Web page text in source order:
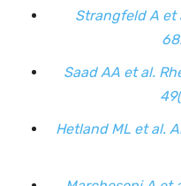
Strangfeld A et
Saad AA et al.
Hetland ML et al.